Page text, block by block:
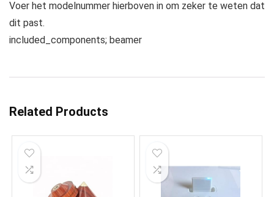
Voer het modelnummer hierboven in om zeker te weten dat
dit past.
included_components; beamer
Related Products